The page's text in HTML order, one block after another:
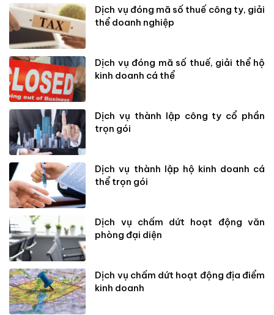
Dịch vụ đóng mã số thuế công ty, giải
thể doanh nghiệp
Dịch vụ đóng mã số thuế, giải thể hộ
kinh doanh cá thể
Dịch vụ thành lập công ty cổ phần
trọn gói
Dịch vụ thành lập hộ kinh doanh cá
thể trọn gói
Dịch vụ chấm dứt hoạt động văn
phòng đại diện
Dịch vụ chấm dứt hoạt động địa điểm
kinh doanh